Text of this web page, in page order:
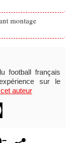
montage
football français
sur le
auteur